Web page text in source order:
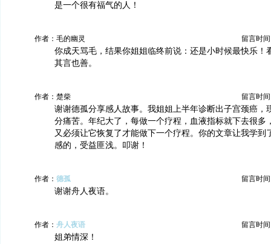
是一个很有福气的人！
作者：毛的幽灵 留言时间
你成天骂毛，结果你姐姐临终前说：还是小时候最快乐！
其言也善。
作者：楚柴 留言时间
谢谢德孤分享感人故事。我姐姐上半年诊断出子宫颈癌，
分痛苦。年纪大了，每做一个疗程，血液指标就下去很多
又必须让它恢复了才能做下一个疗程。你的文章让我学到
感的，受益匪浅。叩谢！
作者： 德孤 留言时间
谢谢舟人夜语。
作者： 舟人夜语 留言时间
姐弟情深！